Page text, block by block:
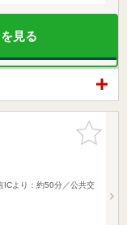
見る
お気に入
りに追加
ICより：約50分／公共交